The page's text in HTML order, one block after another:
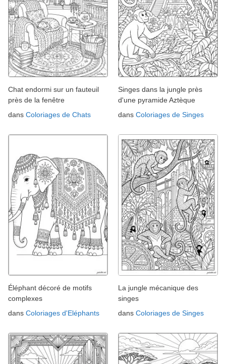
Chat endormi sur un fauteuil
près de la fenêtre
dans Coloriages de Chats
Singes dans la jungle près
d'une pyramide Aztèque
dans Coloriages de Singes
Éléphant décoré de motifs
complexes
dans Coloriages d'Eléphants
La jungle mécanique des
singes
dans Coloriages de Singes